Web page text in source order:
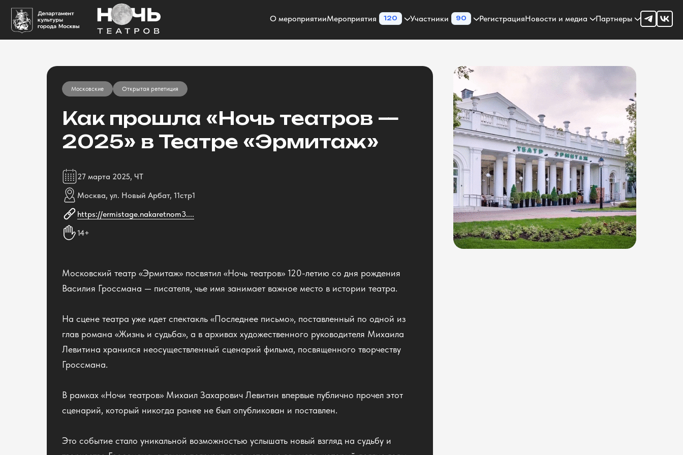
О мероприятииМероприятия 120 Участники 90 РегистрацияНовости и медиа Партнеры
Московские Открытая репетиция
Как прошла «Ночь театров —
2025» в Театре «Эрмитаж»
27 марта 2025, ЧТ
Москва, ул. Новый Арбат, 11стр1
https://ermistage.nakaretnom3....
14+
Московский театр «Эрмитаж» посвятил «Ночь театров» 120-летию со дня рождения
Василия Гроссмана — писателя, чье имя занимает важное место в истории театра.
На сцене театра уже идет спектакль «Последнее письмо», поставленный по одной из
глав романа «Жизнь и судьба», а в архивах художественного руководителя Михаила
Левитина хранился неосуществленный сценарий фильма, посвященного творчеству
Гроссмана.
В рамках «Ночи театров» Михаил Захарович Левитин впервые публично прочел этот
сценарий, который никогда ранее не был опубликован и поставлен.
Это событие стало уникальной возможностью услышать новый взгляд на судьбу и